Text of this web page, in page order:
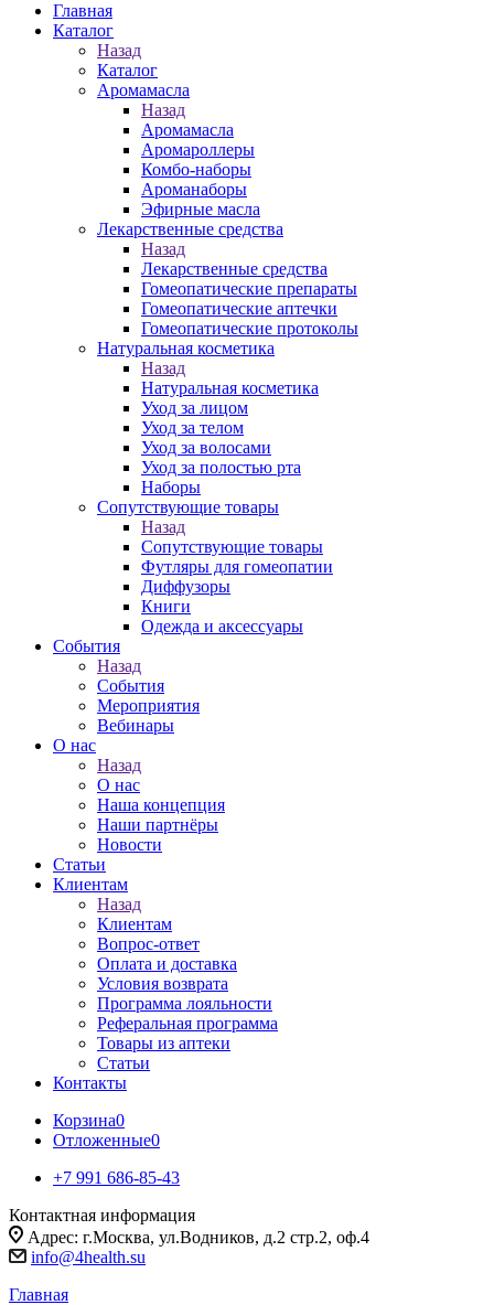
Главная
Каталог
Назад
Каталог
Аромамасла
Назад
Аромамасла
Аромароллеры
Комбо-наборы
Ароманаборы
Эфирные масла
Лекарственные средства
Назад
Лекарственные средства
Гомеопатические препараты
Гомеопатические аптечки
Гомеопатические протоколы
Натуральная косметика
Назад
Натуральная косметика
Уход за лицом
Уход за телом
Уход за волосами
Уход за полостью рта
Наборы
Сопутствующие товары
Назад
Сопутствующие товары
Футляры для гомеопатии
Диффузоры
Книги
Одежда и аксессуары
События
Назад
События
Мероприятия
Вебинары
О нас
Назад
О нас
Наша концепция
Наши партнёры
Новости
Статьи
Клиентам
Назад
Клиентам
Вопрос-ответ
Оплата и доставка
Условия возврата
Программа лояльности
Реферальная программа
Товары из аптеки
Статьи
Контакты
Корзина0
Отложенные0
+7 991 686-85-43
Контактная информация
Адрес: г.Москва, ул.Водников, д.2 стр.2, оф.4
info@4health.su
Главная